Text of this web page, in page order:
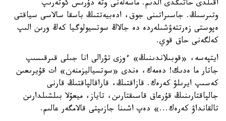
اقىلدى حاتىڭدى الدىم. ماسەلەنى وتە دۇرىس كوتەرىپ
وتىرسىڭ. جاسىراتىنى جوق، ادەبيەتتىڭ باسقا سالاسى سياقتى
ەپوستى زەرتتەۋشىلەردە دە جالاڭ سوتسيولوگيا كەڭ ورىن الىپ
كەلگەنى حاق قوي.
ايتپەسە، «قوبىلاندىنىڭ» ءوزى تۋرالى انا جىلى قىرقىسىپ
جاتار ما ەدىك! دەمەك، ەندى «سوتسياليزمنەن» ات قۇيرىعىن
كەسىپ ايرىلۋ كەرەك. قازاقتىڭ، قاراقالپاقتىڭ قارنى
جالپاقتارىنىڭ قۇرعاق قاسىقتارىن، تاياز، ميعۇلا بىلشىلدارىن
تالقانداۋ كەرەك...» دەپ اشىنا جازىپتى قالامگەر عالىم.